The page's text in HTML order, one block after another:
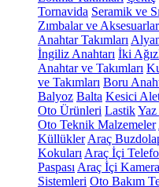
Tornavida Seramik ve
Zımbalar ve
Anahtar Takımları
İngiliz Anahtarı İki
Anahtar ve Takımları
ve Takımları Boru
Balyoz Balta Kesici
Oto Ürünleri Lastik
Oto Teknik Malzemeler
Küllükler Araç
Kokuları Araç İçi
Paspası Araç İçi Kamera
Sistemleri Oto Bakım